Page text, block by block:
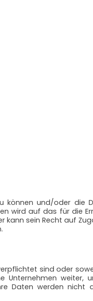
können und/oder die
wird auf das für die
kann sein Recht auf
sind oder
Unternehmen weiter,
Daten werden nicht